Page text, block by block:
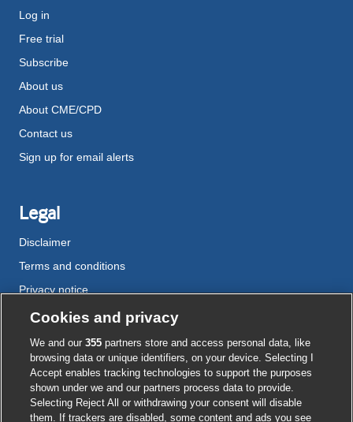
Log in
Free trial
Subscribe
About us
About CME/CPD
Contact us
Sign up for email alerts
Legal
Disclaimer
Terms and conditions
Privacy notice
Cookie policy
Accessibility
External
link
External
link
External
link
External
link
External
link
Cookies and privacy
We and our355 partners store and access personal data, like
browsing data or unique identifiers, on your device. Selecting I
Accept enables tracking technologies to support the purposes
shown under we and our partners process data to provide.
Selecting Reject All or withdrawing your consent will disable
them. If trackers are disabled, some content and ads you see